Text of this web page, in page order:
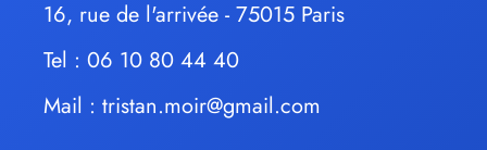
16, rue de l'arrivée - 75015 Paris
Tel : 06 10 80 44 40
Mail : tristan.moir@gmail.com